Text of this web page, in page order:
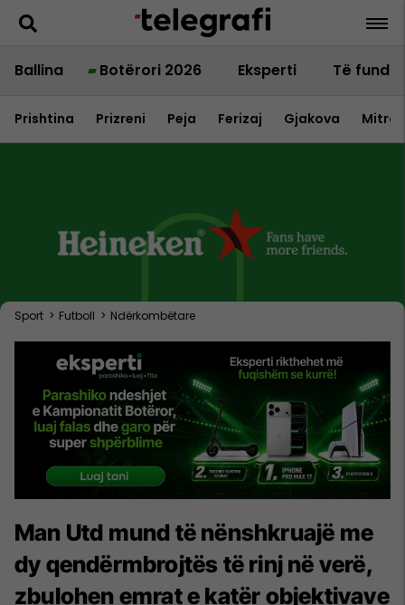
Ballina Botërori 2026 Eksperti Të fundit
Prishtina Prizreni Peja Ferizaj Gjakova
Sport > Futboll > Ndërkombëtare
Man Utd mund të nënshkruajë me
dy qendërmbrojtës të rinj në verë,
zbulohen emrat e katër objektivave